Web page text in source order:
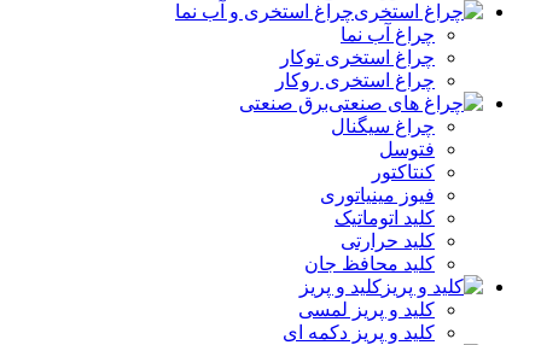
چراغ استخری و آب نما
چراغ آب نما
چراغ استخری توکار
چراغ استخری روکار
برق صنعتی
چراغ سیگنال
فتوسل
کنتاکتور
فیوز مینیاتوری
کلید اتوماتیک
کلید حرارتی
کلید محافظ جان
کلید و پریز
کلید و پریز لمسی
کلید و پریز دکمه‌ ای